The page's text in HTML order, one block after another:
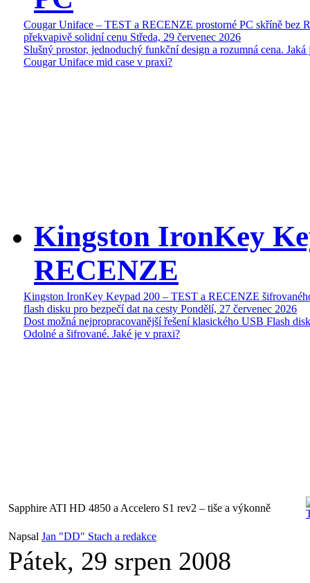
Cougar Uniface – TEST a RECENZE prostorné PC skříně bez
překvapivě solidní cenu Středa, 29 červenec 2026
Slušný prostor, jednoduchý funkční design a rozumná cena. Jaká
Cougar Uniface mid case v praxi?
Kingston IronKey
RECENZE
Kingston IronKey Keypad 200 – TEST a RECENZE
flash disku pro bezpečí dat na cesty Pondělí, 27 červenec 2026
Dost možná nejpropracovanější řešení klasického USB Flash
Odolné a šifrované. Jaké je v praxi?
Sapphire ATI HD 4850 a Accelero S1 rev2 – tiše a výkonně
Napsal Jan "DD" Stach a redakce
Pátek, 29 srpen 2008